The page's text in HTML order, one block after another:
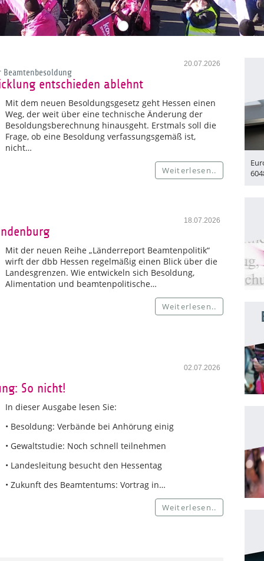
20.07.2026
entschieden ablehnt
Mit dem neuen Besoldungsgesetz geht Hessen einen
Weg, der weit über eine technische Änderung der
Besoldungsberechnung hinausgeht. Erstmals soll die
Frage, ob eine Besoldung verfassungsgemäß ist,
nicht…
Weiterlesen..
18.07.2026
Mit der neuen Reihe „Länderreport Beamtenpolitik“
wirft der dbb Hessen regelmäßig einen Blick über die
Landesgrenzen. Wie entwickeln sich Besoldung,
Alimentation und beamtenpolitische…
Weiterlesen..
02.07.2026
So nicht!
In dieser Ausgabe lesen Sie:
• Besoldung: Verbände bei Anhörung einig
• Gewaltstudie: Noch schnell teilnehmen
• Landesleitung besucht den Hessentag
• Zukunft des Beamtentums: Vortrag in…
Weiterlesen..